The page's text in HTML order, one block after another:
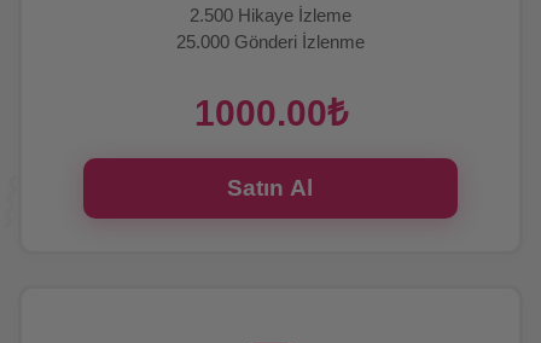
2.500 Hikaye İzleme
25.000 Gönderi İzlenme
1000.00₺
Satın Al